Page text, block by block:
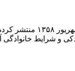
در متنی که
و شرایط